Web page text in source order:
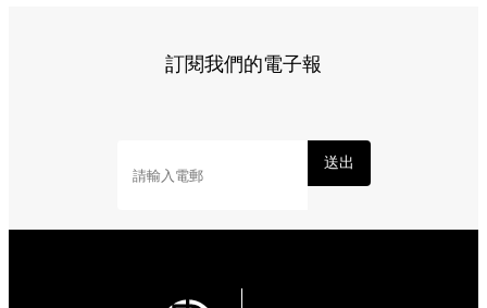
訂閱我們的電子報
送出